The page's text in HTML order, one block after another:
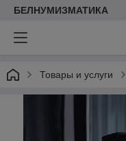
БЕЛНУМИЗМАТИКА
Товары и услуги